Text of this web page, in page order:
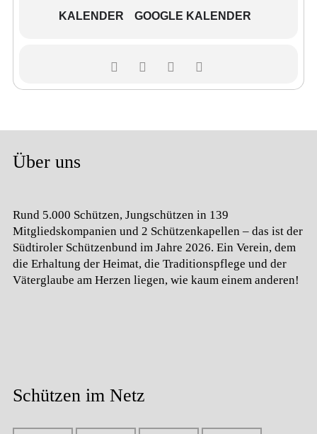
KALENDER GOOGLE KALENDER
Über uns
Rund 5.000 Schützen, Jungschützen in 139
Mitgliedskompanien und 2 Schützenkapellen – das ist der
Südtiroler Schützenbund im Jahre 2026. Ein Verein, dem
die Erhaltung der Heimat, die Traditionspflege und der
Väterglaube am Herzen liegen, wie kaum einem anderen!
Schützen im Netz